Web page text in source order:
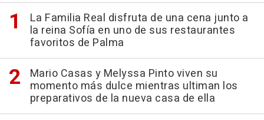
La Familia Real disfruta de una cena junto a
la reina Sofía en uno de sus restaurantes
favoritos de Palma
Mario Casas y Melyssa Pinto viven su
momento más dulce mientras ultiman los
preparativos de la nueva casa de ella